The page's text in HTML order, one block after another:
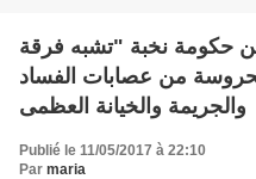
حكومة نخبة "تشبه فرقة
من عصابات الفساد
والجريمة والخيانة العظمى
Publié le 11/05/2017 à 22:10
Par maria